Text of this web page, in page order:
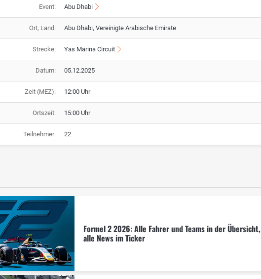
Event: Abu Dhabi
Ort, Land: Abu Dhabi, Vereinigte Arabische Emirate
Strecke: Yas Marina Circuit
Datum: 05.12.2025
Zeit (MEZ): 12:00 Uhr
Ortszeit: 15:00 Uhr
Teilnehmer: 22
Formel 2 2026: Alle Fahrer und Teams in der Übersicht,
alle News im Ticker